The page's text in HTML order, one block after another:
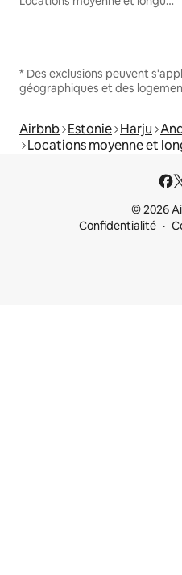
* Des exclusions peuvent
géographiques et des
Airbnb Estonie Harju
Locations moyenne et
© 2026
Confidentialité